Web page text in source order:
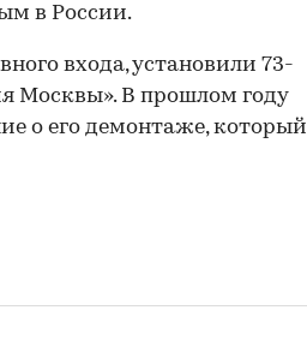
в России.
входа, установили 73-
Москвы». В прошлом году
о его демонтаже, который